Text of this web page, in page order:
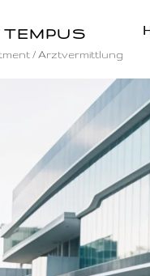
/ Arztvermittlung